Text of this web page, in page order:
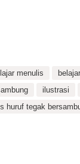
menulis
ilustrasi
huruf tegak